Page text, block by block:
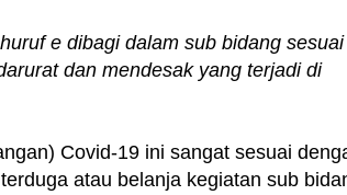
e dibagi dalam sub bidang sesuai
dan mendesak yang terjadi di
Covid-19 ini sangat sesuai
atau belanja kegiatan sub